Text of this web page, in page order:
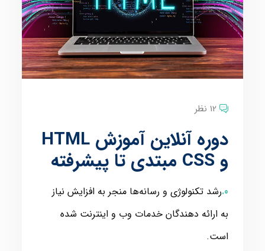
12 نظر
دوره آنلاین آموزش HTML
و CSS مبتدی تا پیشرفته
رشد تکنولوژی و رسانه‌ها منجر به افزایش نیاز
به ارائه دهندگان خدمات وب و اینترنت شده
است.